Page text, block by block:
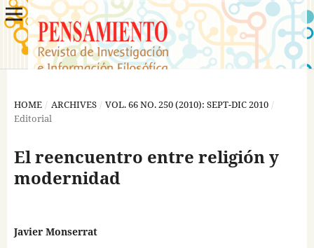
HOME / ARCHIVES / VOL. 66 NO. 250 (2010): SEPT-DIC 2010 /
Editorial
El reencuentro entre religión y
modernidad
Javier Monserrat